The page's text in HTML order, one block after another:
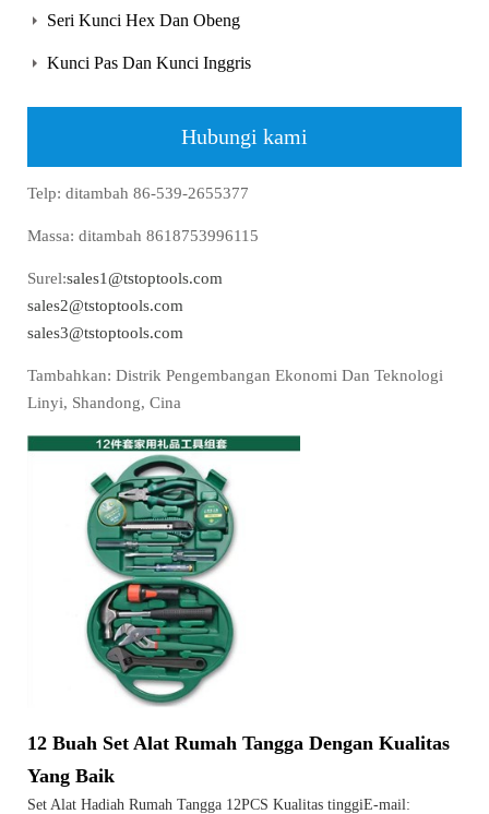
Seri Kunci Hex Dan Obeng
Kunci Pas Dan Kunci Inggris
Hubungi kami
Telp: ditambah 86-539-2655377
Massa: ditambah 8618753996115
Surel:sales1@tstoptools.com
sales2@tstoptools.com
sales3@tstoptools.com
Tambahkan: Distrik Pengembangan Ekonomi Dan Teknologi
Linyi, Shandong, Cina
12 Buah Set Alat Rumah Tangga Dengan Kualitas
Yang Baik
Set Alat Hadiah Rumah Tangga 12PCS Kualitas tinggiE-mail: